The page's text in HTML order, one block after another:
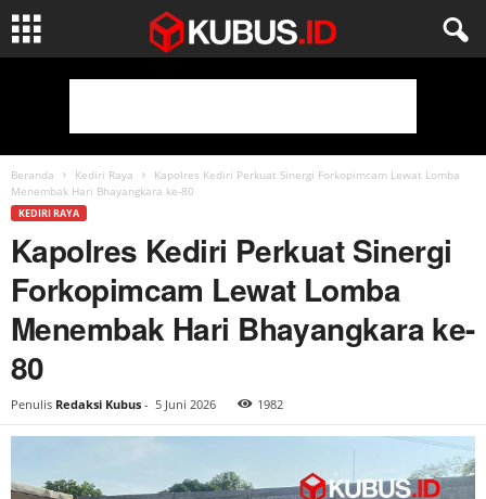
Beranda Kediri Raya
Kapolres Kediri Perkuat Sinergi Forkopimcam Lewat Lomba
Menembak Hari Bhayangkara ke-80
KEDIRI RAYA
Kapolres Kediri Perkuat Sinergi
Forkopimcam Lewat Lomba
Menembak Hari Bhayangkara ke-
80
Penulis Redaksi Kubus - 5 Juni 2026 1982